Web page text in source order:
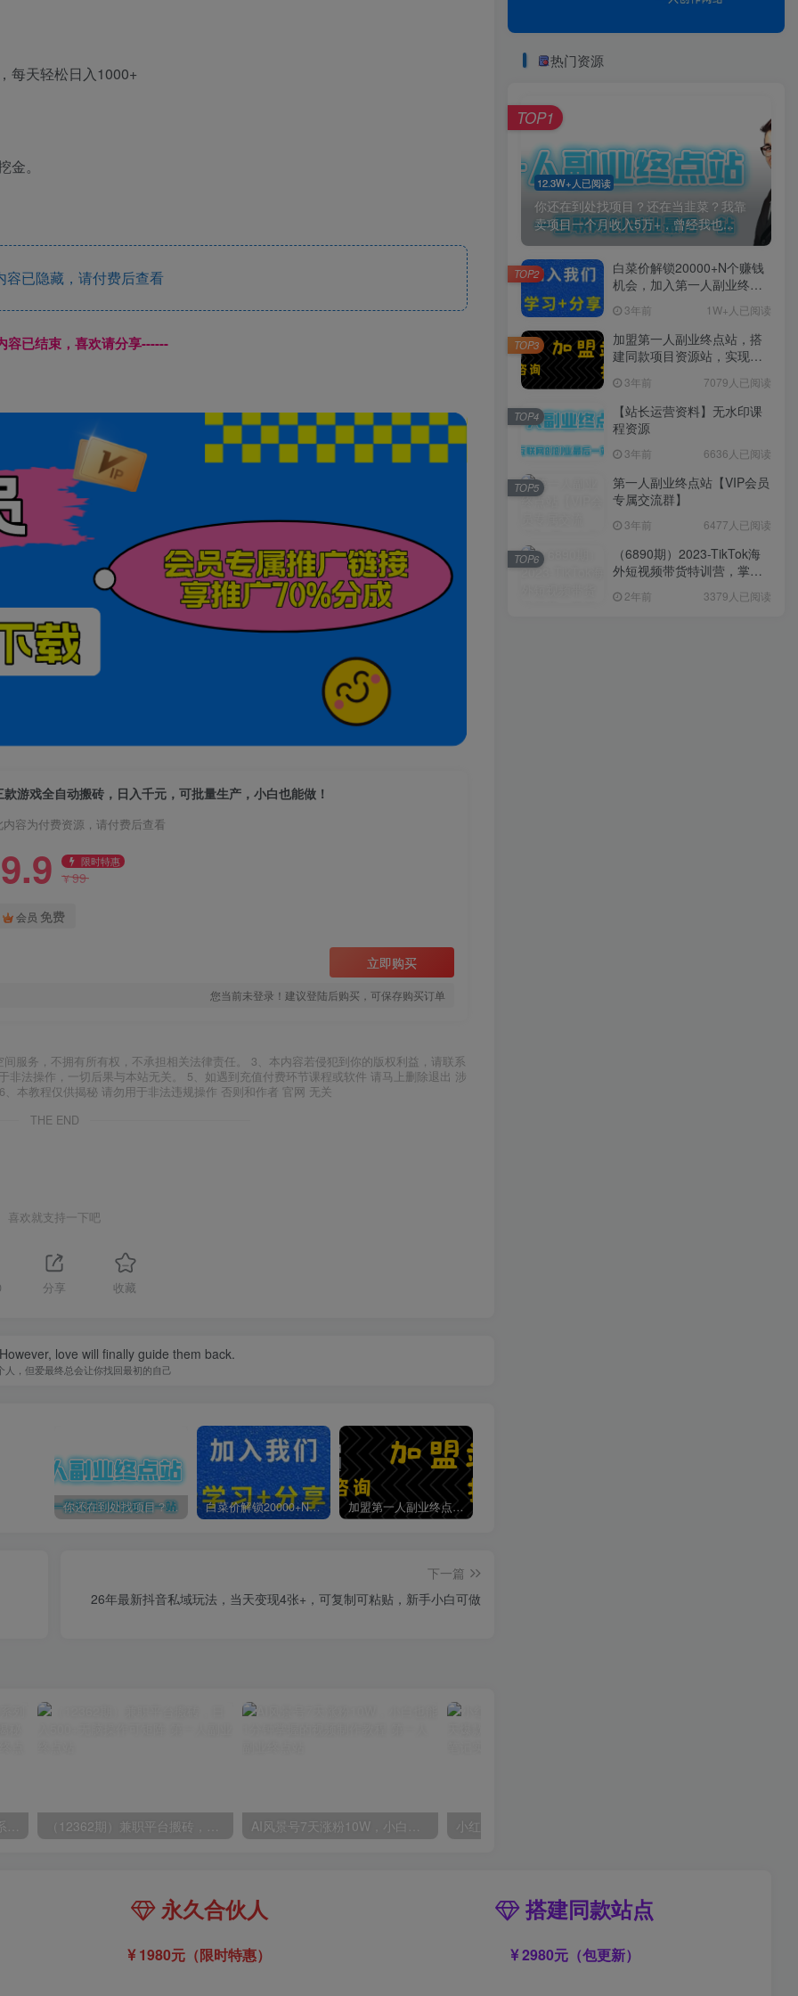
每天轻松日入1000+
。
已隐藏，请付费后查看
容已结束，喜欢请分享------
款游戏全自动搬砖，日入千元，可批量生产，小白也能做！
内容为付费资源，请付费后查看
9.9 限时特惠
¥99
会员 免费
立即购买
您当前未登录！建议登陆后购买，可保存购买订单
服务，不拥有所有权，不承担相关法律责任。 3、本内容若侵犯到你的版权利益，请联系
法操作，一切后果与本站无关。 5、如遇到充值付费环节课程或软件 请马上删除退出 涉
本教程仅供揭秘 请勿用于非法违规操作 否则和作者 官网 无关
THE END
喜欢就支持一下吧
分享 收藏
love will finally guide them back.
人，但爱最终总会让你找回最初的自己
你还在到处找项目？还在当韭菜？我靠卖项目一个月收入5万+，曾经我也是个失败者。 白菜价解锁20000+N个赚钱机会，加入第一人副业终点站会员，全站资源免费学习。 加盟第一人副业终点站，搭建同款项目资源站，实现日入2000+
下一篇
26年最新抖音私域玩法，当天变现4张+，可复制可粘贴，新手小白可做
热门资源
12.3W+人已阅读
你还在到处找项目？还在当韭菜？我靠
卖项目一个月收入5万+，曾经我也...
TOP1
白菜价解锁20000+N个赚钱
机会，加入第一人副业终点
习。3年前 1W+人已阅读
TOP2
加盟第一人副业终点站，搭
建同款项目资源站，实现日
3年前 7079人已阅读
TOP3
【站长运营资料】无水印课
程资源
3年前 6636人已阅读
TOP4
第一人副业终点站【VIP会员
专属交流群】
3年前 6477人已阅读
TOP5
（6890期）2023-TikTok海
外短视频带货特训营，掌握
（60节课）
2年前 3379人已阅读
TOP6
永久合伙人
1980元（限时特惠）
搭建同款站点
2980元（包更新）